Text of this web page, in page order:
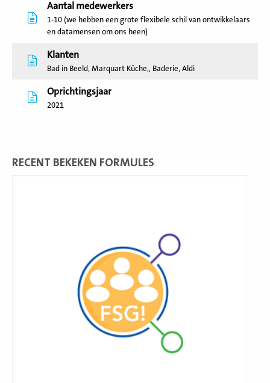
Aantal medewerkers
1-10 (we hebben een grote flexibele schil van ontwikkelaars
en datamensen om ons heen)
Klanten
Bad in Beeld, Marquart Küche,, Baderie, Aldi
Oprichtingsjaar
2021
RECENT BEKEKEN FORMULES